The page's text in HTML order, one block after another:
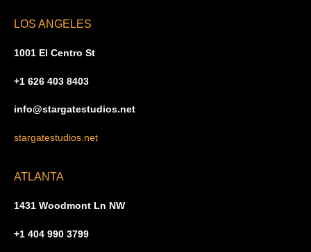
LOS ANGELES
1001 El Centro St
+1 626 403 8403
info@stargatestudios.net
stargatestudios.net
ATLANTA
1431 Woodmont Ln NW
+1 404 990 3799